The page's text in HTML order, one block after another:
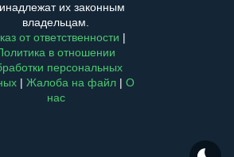
их законным
владельцам.
от ответственности |
в отношении
персональных
| Жалоба на файл| О
нас